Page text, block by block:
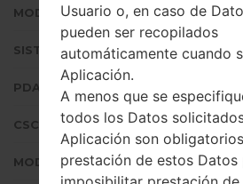
MODELO
SISTEMA OPERATIVO
PDA/AP VERSIÓN
CSC VERSIÓN
MODEM/CP VERSIÓN
Usuario o, en caso de
pueden ser recopilados
automáticamente cuando
Aplicación.
A menos que se
todos los Datos
Aplicación son
prestación de estos Datos